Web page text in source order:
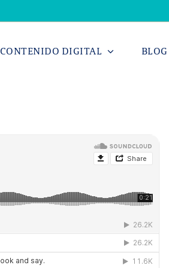
CONTENIDO DIGITAL BLOG